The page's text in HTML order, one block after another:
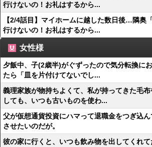
行けないの！お礼はするから...
【2/4話目】マイホームに越した数日後…隣奥
行けないの！お礼はするから...
女性様
夕飯中、子(2歳半)がぐずったので気分転換に
たら「皿を片付けてないでし...
義理家族が物持ちよくて、私が持ってきた毛
しても、いつも古いものを使わ...
父が仮想通貨投資にハマって退職金をつぎ込
させたいのだが。
彼の家に行くと、いつも飲み物を出してくれ